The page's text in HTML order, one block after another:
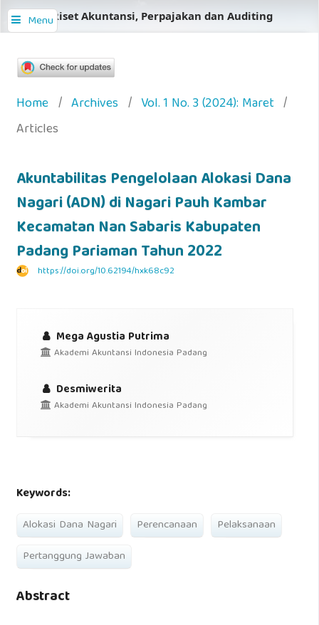
Menu
Jurnal Riset Akuntansi, Perpajakan dan Auditing
Home / Archives / Vol. 1 No. 3 (2024): Maret /
Articles
Akuntabilitas Pengelolaan Alokasi Dana
Nagari (ADN) di Nagari Pauh Kambar
Kecamatan Nan Sabaris Kabupaten
Padang Pariaman Tahun 2022
https://doi.org/10.62194/hxk68c92
Mega Agustia Putrima
Akademi Akuntansi Indonesia Padang
Desmiwerita
Akademi Akuntansi Indonesia Padang
Keywords:
Alokasi Dana Nagari Perencanaan
Pelaksanaan
Pertanggung Jawaban
Abstract